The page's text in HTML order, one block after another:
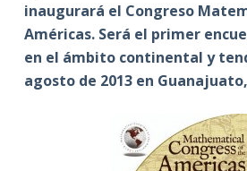
o
inaugurará el Congreso
Américas. Será el primer
en el ámbito continental y
agosto de 2013 en